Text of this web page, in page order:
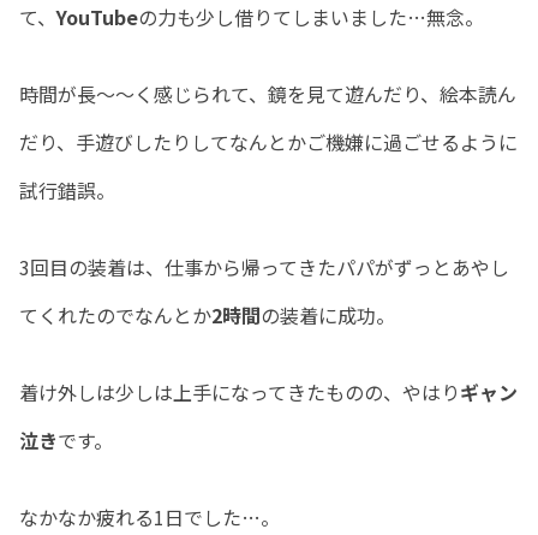
て、YouTubeの力も少し借りてしまいました…無念。
時間が長〜〜く感じられて、鏡を見て遊んだり、絵本読ん
だり、手遊びしたりしてなんとかご機嫌に過ごせるように
試行錯誤。
3回目の装着は、仕事から帰ってきたパパがずっとあやし
てくれたのでなんとか2時間の装着に成功。
着け外しは少しは上手になってきたものの、やはりギャン
泣きです。
なかなか疲れる1日でした…。